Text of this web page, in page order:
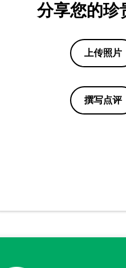
分享您的珍
上传照片
撰写点评